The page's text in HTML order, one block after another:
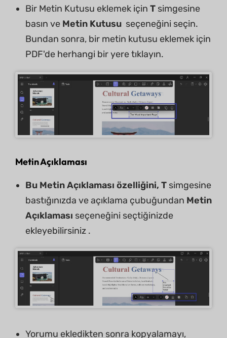
Bir Metin Kutusu eklemek için T simgesine
basın ve Metin Kutusu seçeneğini seçin.
Bundan sonra, bir metin kutusu eklemek için
PDF'de herhangi bir yere tıklayın.
Metin Açıklaması
Bu Metin Açıklaması özelliğini, T simgesine
bastığınızda ve açıklama çubuğundan Metin
Açıklaması seçeneğini seçtiğinizde
ekleyebilirsiniz .
Yorumu ekledikten sonra kopyalamayı,